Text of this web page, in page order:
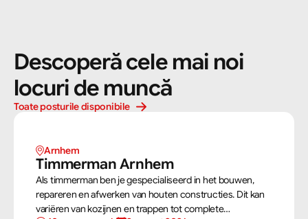
Descoperă cele mai noi
locuri de muncă
Toate posturile disponibile
Arnhem
Timmerman Arnhem
Als timmerman ben je gespecialiseerd in het bouwen,
repareren en afwerken van houten constructies. Dit kan
variëren van kozijnen en trappen tot complete